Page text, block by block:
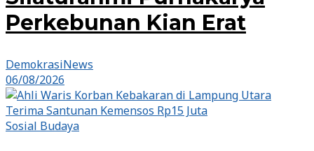
Perkebunan Kian Erat
DemokrasiNews
06/08/2026
Sosial Budaya